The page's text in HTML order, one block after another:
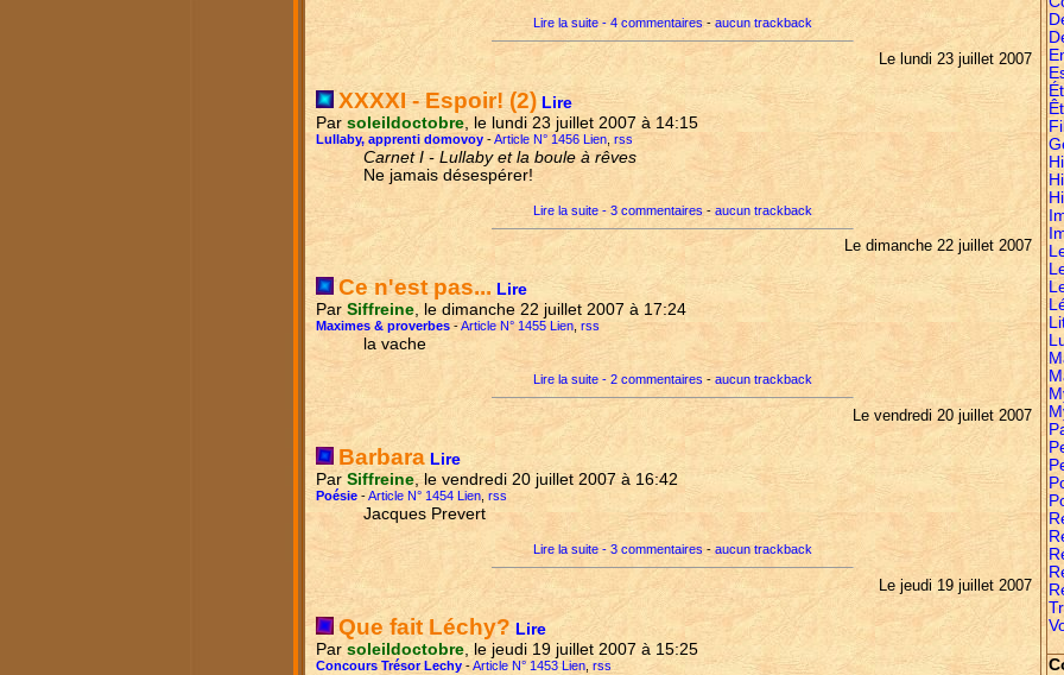
Lire la suite - 4 commentaires- aucun trackback
Le lundi 23 juillet 2007
XXXXI - Espoir! (2) Lire
Par soleildoctobre , le lundi 23 juillet 2007 à 14:15
Lullaby, apprenti domovoy -Article N° 1456 Lien rss
Carnet I - Lullaby et la boule à rêves
Ne jamais désespérer!
Lire la suite - 3 commentaires - aucun trackback
Le dimanche 22 juillet 2007
Ce n'est pas... Lire
Par Siffreine, le dimanche 22 juillet 2007 à 17:24
Maximes & proverbes -Article N° 1455 Lien, rss
la vache
Lire la suite - 2 commentaires - aucun trackback
Le vendredi 20 juillet 2007
Barbara Lire
Par Siffreine, le vendredi 20 juillet 2007 à 16:42
Poésie -Article N° 1454 Lien rss
Jacques Prevert
Lire la suite - 3 commentaires- aucun trackback
Le jeudi 19 juillet 2007
Que fait Léchy? Lire
Par soleildoctobre , le jeudi 19 juillet 2007 à 15:25
Concours Trésor Lechy -Article N° 1453 Lien rss